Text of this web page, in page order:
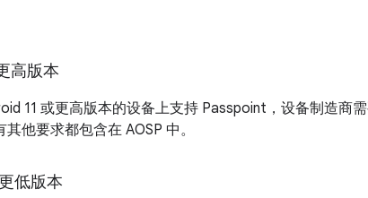
高版本
11 或更高版本的设备上支持 Passpoint，设备制造商
他要求都包含在 AOSP 中。
低版本